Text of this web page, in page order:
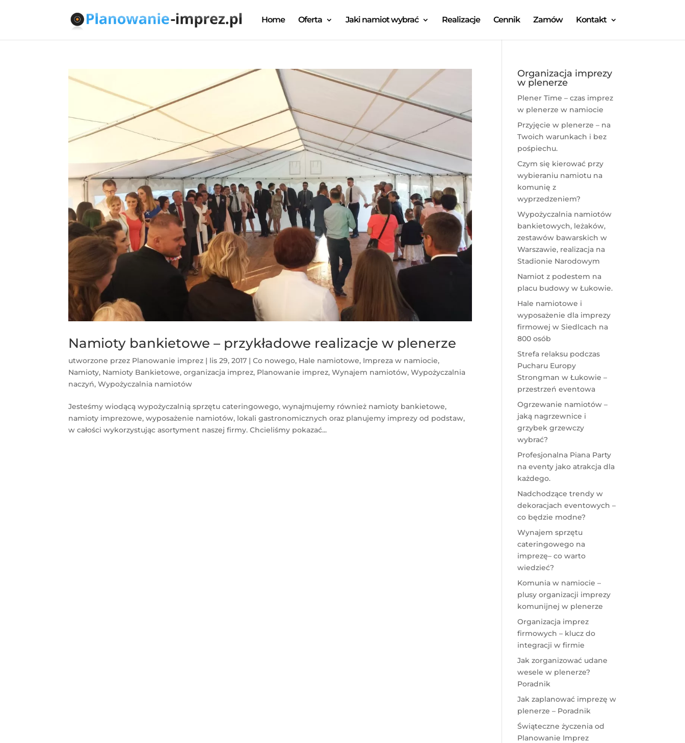
Home Oferta Jaki namiot wybrać Realizacje Cennik Zamów Kontakt
Namioty bankietowe – przykładowe realizacje w plenerze
utworzone przez Planowanie imprez | lis 29, 2017 |Co nowego, Hale namiotowe, Impreza w namiocie,
Namioty, Namioty Bankietowe,organizacja imprez, Planowanie imprez,Wynajem namiotów,Wypożyczalnia
naczyń,Wypożyczalnia namiotów
Jesteśmy wiodącą wypożyczalnią sprzętu cateringowego, wynajmujemy również namioty bankietowe,
namioty imprezowe, wyposażenie namiotów, lokali gastronomicznych oraz planujemy imprezy od podstaw,
w całości wykorzystując asortyment naszej firmy. Chcieliśmy pokazać...
Organizacja imprezy
w plenerze
Plener Time – czas imprez
w plenerze w namiocie
Przyjęcie w plenerze – na
Twoich warunkach i bez
pośpiechu.
Czym się kierować przy
wybieraniu namiotu na
komunię z
wyprzedzeniem?
Wypożyczalnia namiotów
bankietowych, leżaków,
zestawów bawarskich w
Warszawie, realizacja na
Stadionie Narodowym
Namiot z podestem na
placu budowy w Łukowie.
Hale namiotowe i
wyposażenie dla imprezy
firmowej w Siedlcach na
800 osób
Strefa relaksu podczas
Pucharu Europy
Strongman w Łukowie –
przestrzeń eventowa
Ogrzewanie namiotów –
jaką nagrzewnice i
grzybek grzewczy
wybrać?
Profesjonalna Piana Party
na eventy jako atrakcja dla
każdego.
Nadchodzące trendy w
dekoracjach eventowych –
co będzie modne?
Wynajem sprzętu
cateringowego na
imprezę– co warto
wiedzieć?
Komunia w namiocie –
plusy organizacji imprezy
komunijnej w plenerze
Organizacja imprez
firmowych – klucz do
integracji w firmie
Jak zorganizować udane
wesele w plenerze?
Poradnik
Jak zaplanować imprezę w
plenerze – Poradnik
Świąteczne życzenia od
Planowanie Imprez